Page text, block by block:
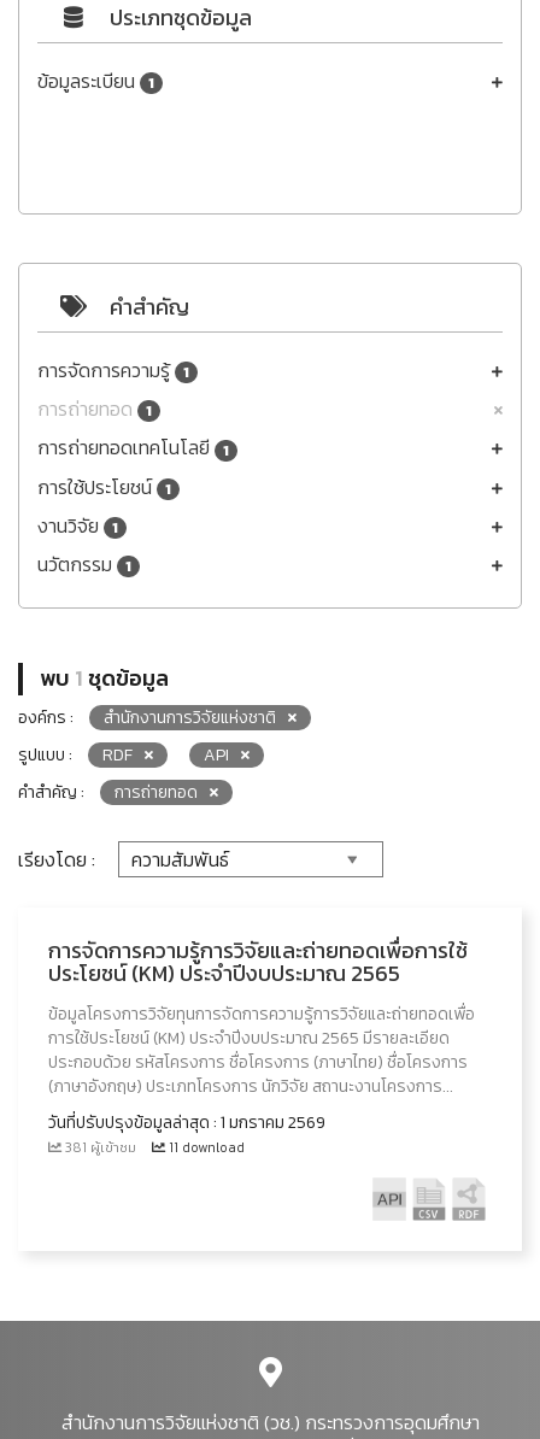
ประเภทชุดข้อมูล
ข้อมูลระเบียน 1
คำสำคัญ
การจัดการความรู้ 1
การถ่ายทอด 1
การถ่ายทอดเทคโนโลยี 1
การใช้ประโยชน์ 1
งานวิจัย 1
นวัตกรรม 1
พบ 1ชุดข้อมูล
องค์กร :
สำนักงานการวิจัยแห่งชาติ
รูปแบบ :
RDF
API
คำสำคัญ :
การถ่ายทอด
เรียงโดย :
การจัดการความรู้การวิจัยและถ่ายทอดเพื่อการใช้
ประโยชน์ (KM) ประจำปีงบประมาณ 2565
ข้อมูลโครงการวิจัยทุนการจัดการความรู้การวิจัยและถ่ายทอดเพื่อ
การใช้ประโยชน์ (KM) ประจำปีงบประมาณ 2565 มีรายละเอียด
ประกอบด้วย รหัสโครงการ ชื่อโครงการ (ภาษาไทย) ชื่อโครงการ
(ภาษาอังกฤษ) ประเภทโครงการ นักวิจัย สถานะงานโครงการ...
วันที่ปรับปรุงข้อมูลล่าสุด : 1 มกราคม 2569
381 ผู้เข้าชม 11 download
สำนักงานการวิจัยแห่งชาติ (วช.) กระทรวงการอุดมศึกษา